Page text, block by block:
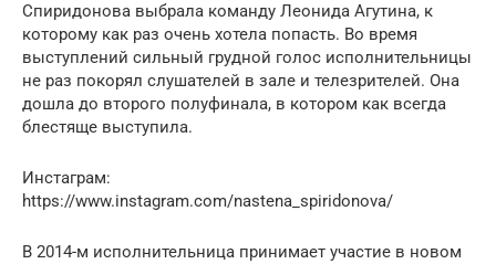
Спиридонова выбрала команду Леонида Агутина, к
которому как раз очень хотела попасть. Во время
выступлений сильный грудной голос исполнительницы
не раз покорял слушателей в зале и телезрителей. Она
дошла до второго полуфинала, в котором как всегда
блестяще выступила.
Инстаграм:
https://www.instagram.com/nastena_spiridonova/
В 2014-м исполнительница принимает участие в новом